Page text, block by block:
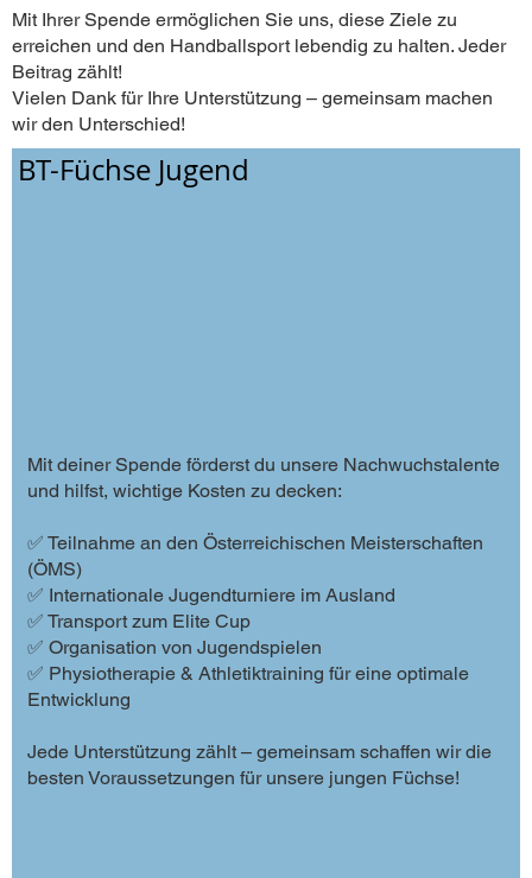
Mit Ihrer Spende ermöglichen Sie uns, diese Ziele zu
erreichen und den Handballsport lebendig zu halten. Jeder
Beitrag zählt!
Vielen Dank für Ihre Unterstützung – gemeinsam machen
wir den Unterschied!
BT-Füchse Jugend
Mit deiner Spende förderst du unsere Nachwuchstalente
und hilfst, wichtige Kosten zu decken:
✅ Teilnahme an den Österreichischen Meisterschaften
(ÖMS)
✅ Internationale Jugendturniere im Ausland
✅ Transport zum Elite Cup
✅ Organisation von Jugendspielen
✅ Physiotherapie & Athletiktraining für eine optimale
Entwicklung
Jede Unterstützung zählt – gemeinsam schaffen wir die
besten Voraussetzungen für unsere jungen Füchse!